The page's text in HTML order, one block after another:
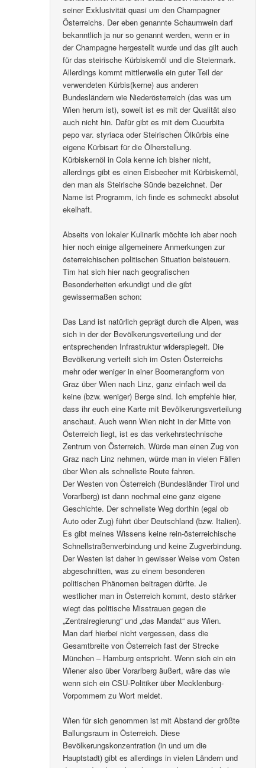
seiner Exklusivität quasi um den Champagner
Österreichs. Der eben genannte Schaumwein darf
bekanntlich ja nur so genannt werden, wenn er in
der Champagne hergestellt wurde und das gilt auch
für das steirische Kürbiskernöl und die Steiermark.
Allerdings kommt mittlerweile ein guter Teil der
verwendeten Kürbis(kerne) aus anderen
Bundesländern wie Niederösterreich (das was um
Wien herum ist), soweit ist es mit der Qualität also
auch nicht hin. Dafür gibt es mit dem Cucurbita
pepo var. styriaca oder Steirischen Ölkürbis eine
eigene Kürbisart für die Ölherstellung.
Kürbiskernöl in Cola kenne ich bisher nicht,
allerdings gibt es einen Eisbecher mit Kürbiskernöl,
den man als Steirische Sünde bezeichnet. Der
Name ist Programm, ich finde es schmeckt absolut
ekelhaft.
Abseits von lokaler Kulinarik möchte ich aber noch
hier noch einige allgemeinere Anmerkungen zur
österreichischen politischen Situation beisteuern.
Tim hat sich hier nach geografischen
Besonderheiten erkundigt und die gibt
gewissermaßen schon:
Das Land ist natürlich geprägt durch die Alpen, was
sich in der der Bevölkerungsverteilung und der
entsprechenden Infrastruktur widerspiegelt. Die
Bevölkerung verteilt sich im Osten Österreichs
mehr oder weniger in einer Boomerangform von
Graz über Wien nach Linz, ganz einfach weil da
keine (bzw. weniger) Berge sind. Ich empfehle hier,
dass ihr euch eine Karte mit Bevölkerungsverteilung
anschaut. Auch wenn Wien nicht in der Mitte von
Österreich liegt, ist es das verkehrstechnische
Zentrum von Österreich. Würde man einen Zug von
Graz nach Linz nehmen, würde man in vielen Fällen
über Wien als schnellste Route fahren.
Der Westen von Österreich (Bundesländer Tirol und
Vorarlberg) ist dann nochmal eine ganz eigene
Geschichte. Der schnellste Weg dorthin (egal ob
Auto oder Zug) führt über Deutschland (bzw. Italien).
Es gibt meines Wissens keine rein-österreichische
Schnellstraßenverbindung und keine Zugverbindung.
Der Westen ist daher in gewisser Weise vom Osten
abgeschnitten, was zu einem besonderen
politischen Phänomen beitragen dürfte. Je
westlicher man in Österreich kommt, desto stärker
wiegt das politische Misstrauen gegen die
„Zentralregierung“ und „das Mandat“ aus Wien.
Man darf hierbei nicht vergessen, dass die
Gesamtbreite von Österreich fast der Strecke
München – Hamburg entspricht. Wenn sich ein ein
Wiener also über Vorarlberg äußert, wäre das wie
wenn sich ein CSU-Politiker über Mecklenburg-
Vorpommern zu Wort meldet.
Wien für sich genommen ist mit Abstand der größte
Ballungsraum in Österreich. Diese
Bevölkerungskonzentration (in und um die
Hauptstadt) gibt es allerdings in vielen Ländern und